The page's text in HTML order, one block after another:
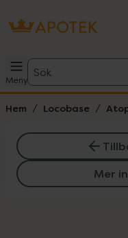
Meny
Sök
Hem Locobase
Mer